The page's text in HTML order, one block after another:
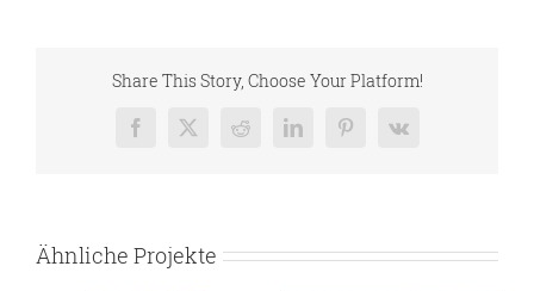
Share This Story, Choose Your Platform!
Facebook
X RedditLinkedInPinterest
Vk
Ähnliche Projekte